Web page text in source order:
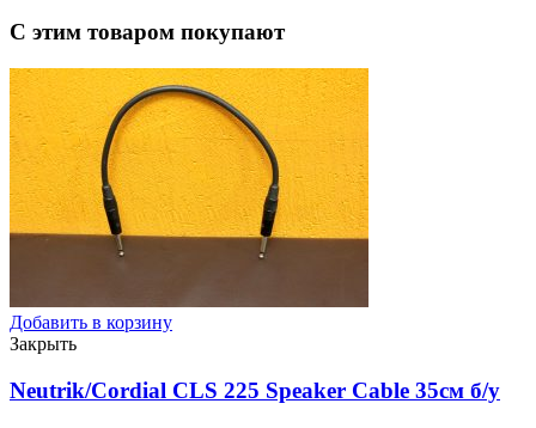
С этим товаром покупают
Добавить в корзину
Закрыть
Neutrik/Cordial CLS 225 Speaker Cable 35см б/у